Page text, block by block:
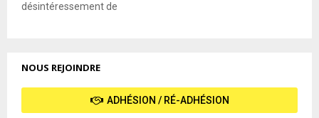
désintéressement de
NOUS REJOINDRE
ADHÉSION / RÉ-ADHÉSION